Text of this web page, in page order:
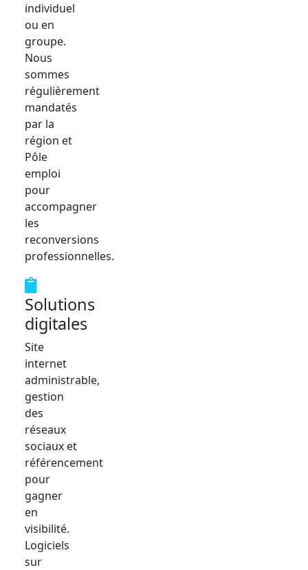
individuel
ou en
groupe.
Nous
sommes
régulièrement
mandatés
par la
région et
Pôle
emploi
pour
accompagner
les
reconversions
professionnelles.
Solutions
digitales
Site
internet
administrable,
gestion
des
réseaux
sociaux et
référencement
pour
gagner
en
visibilité.
Logiciels
sur